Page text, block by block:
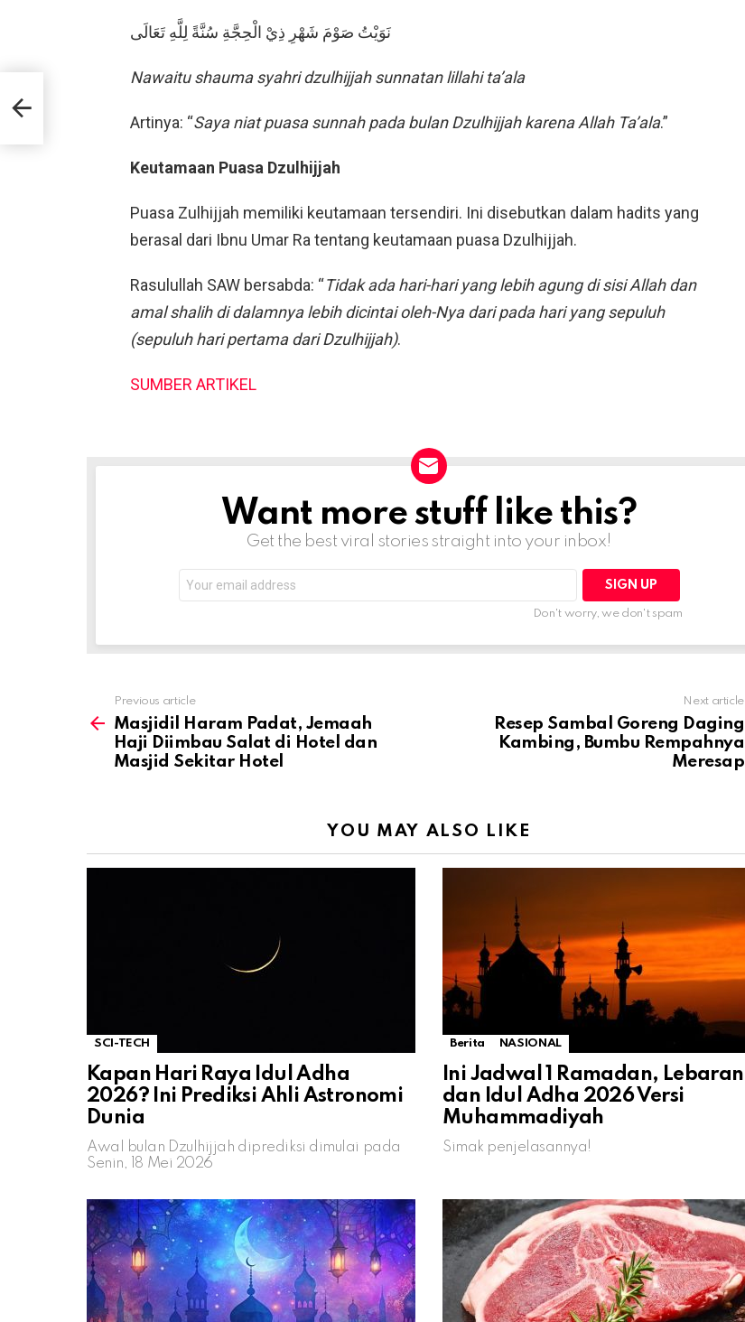
نَوَيْتُ صَوْمَ شَهْرِ ذِيْ الْحِجَّةِ سُنَّةً لِلَّهِ تَعَالَى
Nawaitu shauma syahri dzulhijjah sunnatan lillahi ta’ala
Artinya: “Saya niat puasa sunnah pada bulan Dzulhijjah karena Allah Ta’ala.”
Keutamaan Puasa Dzulhijjah
Puasa Zulhijjah memiliki keutamaan tersendiri. Ini disebutkan dalam hadits yang
berasal dari Ibnu Umar Ra tentang keutamaan puasa Dzulhijjah.
Rasulullah SAW bersabda: “Tidak ada hari-hari yang lebih agung di sisi Allah dan
amal shalih di dalamnya lebih dicintai oleh-Nya dari pada hari yang sepuluh
(sepuluh hari pertama dari Dzulhijjah).
SUMBER ARTIKEL
NEWSLETTERWant more stuff like this?
Get the best viral stories straight into your inbox!
address:
Don't worry, we don't spam
more
Previous article
Masjidil Haram Padat, Jemaah
Haji Diimbau Salat di Hotel dan
Masjid Sekitar Hotel
Next article
Resep Sambal Goreng Daging
Kambing, Bumbu Rempahnya
Meresap
YOU MAY ALSO LIKE
SCI-TECH
Kapan Hari Raya Idul Adha
2026? Ini Prediksi Ahli Astronomi
Dunia
Awal bulan Dzulhijjah diprediksi dimulai pada
Senin, 18 Mei 2026
Berita NASIONAL
Ini Jadwal 1 Ramadan, Lebaran
dan Idul Adha 2026 Versi
Muhammadiyah
Simak penjelasannya!